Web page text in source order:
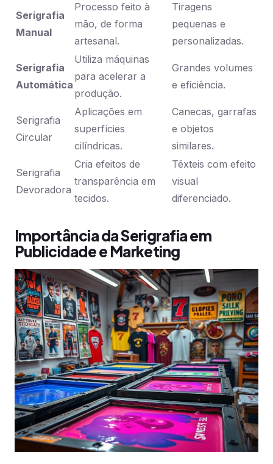
Serigrafia
Manual
Processo feito à
mão, de forma
artesanal.
Tiragens
pequenas e
personalizadas.
Serigrafia
Automática
Utiliza máquinas
para acelerar a
produção.
Grandes volumes
e eficiência.
Serigrafia
Circular
Aplicações em
superfícies
cilíndricas.
Canecas, garrafas
e objetos
similares.
Serigrafia
Devoradora
Cria efeitos de
transparência em
tecidos.
Têxteis com efeito
visual
diferenciado.
Importância da Serigrafia em
Publicidade e Marketing